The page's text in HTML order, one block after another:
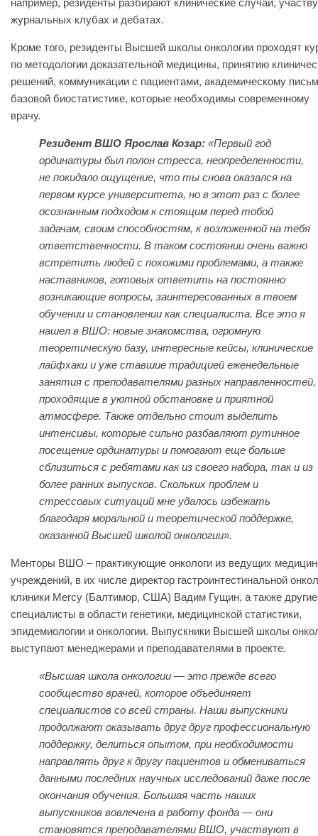
например, резиденты разбирают клинические случаи,
журнальных клубах и дебатах.
Кроме того, резиденты Высшей школы онкологии проходят
по методологии доказательной медицины, принятию
решений, коммуникации с пациентами, академическому
базовой биостатистике, которые необходимы современному
врачу.
Резидент ВШО Ярослав Козар: «Первый год
ординатуры был полон стресса, неопределенности,
не покидало ощущение, что ты снова оказался на
первом курсе университета, но в этот раз с более
осознанным подходом к стоящим перед тобой
задачам, своим способностям, к возложенной на тебя
ответственности. В таком состоянии очень важно
встретить людей с похожими проблемами, а также
наставников, готовых ответить на постоянно
возникающие вопросы, заинтересованных в твоем
обучении и становлении как специалиста. Все это я
нашел в ВШО: новые знакомства, огромную
теоретическую базу, интересные кейсы, клинические
лайфхаки и уже ставшие традицией еженедельные
занятия с преподавателями разных направленностей,
проходящие в уютной обстановке и приятной
атмосфере. Также отдельно стоит выделить
интенсивы, которые сильно разбавляют рутинное
посещение ординатуры и помогают еще больше
сблизиться с ребятами как из своего набора, так и из
более ранних выпусков. Скольких проблем и
стрессовых ситуаций мне удалось избежать
благодаря моральной и теоретической поддержке,
оказанной Высшей школой онкологии».
Менторы ВШО – практикующие онкологи из ведущих
учреждений, в их числе директор гастроинтестинальной
клиники Mercy (Балтимор, США) Вадим Гущин, а также другие
специалисты в области генетики, медицинской статистики,
эпидемиологии и онкологии. Выпускники Высшей школы
выступают менеджерами и преподавателями в проекте.
«Высшая школа онкологии — это прежде всего
сообщество врачей, которое объединяет
специалистов со всей страны. Наши выпускники
продолжают оказывать друг друг профессиональную
поддержку, делиться опытом, при необходимости
направлять друг к другу пациентов и обмениваться
данными последних научных исследований даже после
окончания обучения. Большая часть наших
выпускников вовлечена в работу фонда — они
становятся преподавателями ВШО, участвуют в